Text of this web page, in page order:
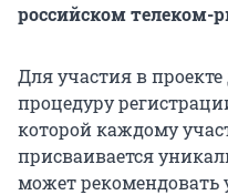
российском телеком-
Для участия в
процедуру
которой каждому
присваивается
может рекомендовать